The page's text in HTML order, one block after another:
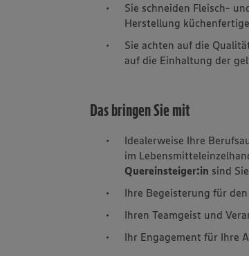
Sie schneiden Fleisch-
Herstellung
Sie achten auf die
auf die Einhaltung der
Das bringen Sie mit
Idealerweise Ihre
im
Quereinsteiger:in sind
Ihre Begeisterung für
Ihren Teamgeist und
Ihr Engagement für Ihre